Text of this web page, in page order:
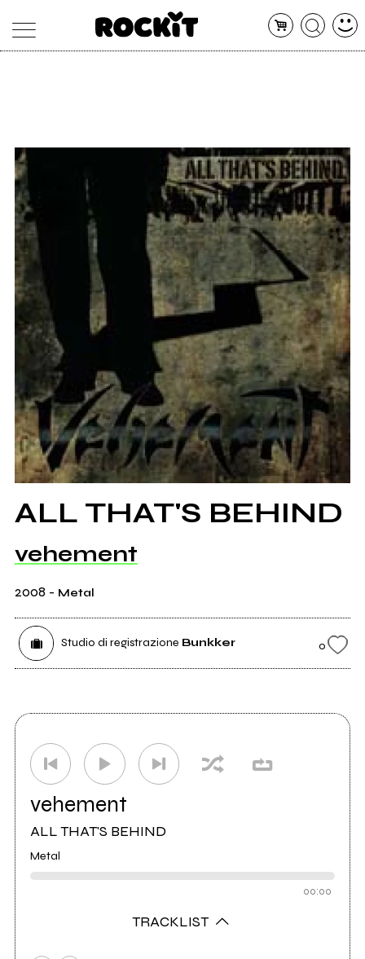
ARTISTI
CONCERTI
SHOP
RADIO
ALL THAT'S BEHIND
vehement
2008 - Metal
Studio di registrazione Bunkker 0
vehement
ALL THAT'S BEHIND
Metal
00:00
TRACKLIST